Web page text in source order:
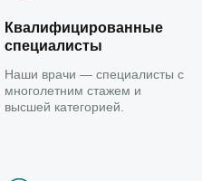
Квалифицированные
специалисты
Наши врачи — специалисты с
многолетним стажем и
высшей категорией.